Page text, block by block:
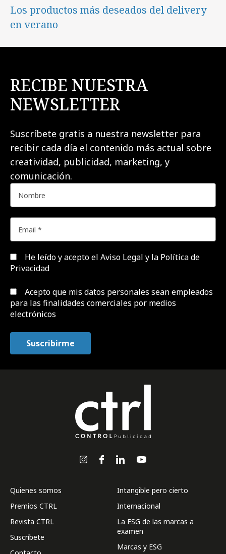
Los productos más deseados del delivery
en verano
RECIBE NUESTRA
NEWSLETTER
Suscríbete gratis a nuestra newsletter para
recibir cada día el contenido más actual sobre
creatividad, publicidad, marketing, y
comunicación.
He leído y acepto el Aviso Legal y la Política de
Privacidad
Acepto que mis datos personales sean empleados
para las finalidades comerciales por medios
electrónicos
Quienes somos
Premios CTRL
Revista CTRL
Suscríbete
Intangible pero cierto
Internacional
La ESG de las marcas a
examen
Marcas y ESG